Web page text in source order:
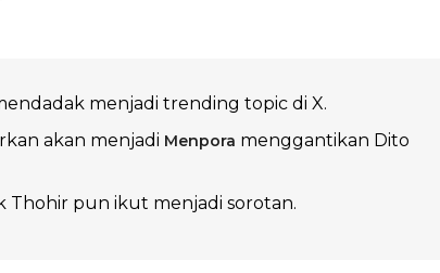
menjadi trending topic di X.
akan menjadi Menpora menggantikan Dito
Thohir pun ikut menjadi sorotan.